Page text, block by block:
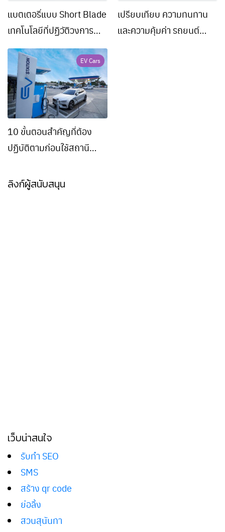
แบตเตอรี่แบบ Short Blade
เทคโนโลยีที่ปฏิวัติวงการ
ยานยนต์ไฟฟ้า
เปรียบเทียบ ความทนทาน
และความคุ้มค่า รถยนต์
EV Cars
10 ขั้นตอนสำคัญที่ต้อง
ปฏิบัติตามก่อนใช้สถานี
ลิงก์ผู้สนับสนุน
เว็บน่าสนใจ
รับทำ SEO
SMS
สร้าง qr code
ย่อลิ้ง
สวนสุนันทา